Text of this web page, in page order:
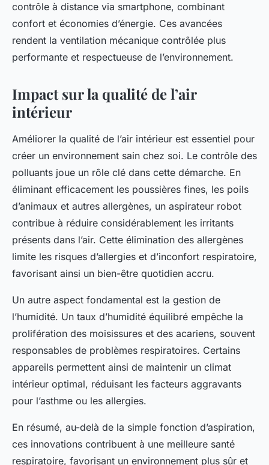
contrôle à distance via smartphone, combinant
confort et économies d’énergie. Ces avancées
rendent la ventilation mécanique contrôlée plus
performante et respectueuse de l’environnement.
Impact sur la qualité de l’air
intérieur
Améliorer la qualité de l’air intérieur est essentiel pour
créer un environnement sain chez soi. Le contrôle des
polluants joue un rôle clé dans cette démarche. En
éliminant efficacement les poussières fines, les poils
d’animaux et autres allergènes, un aspirateur robot
contribue à réduire considérablement les irritants
présents dans l’air. Cette élimination des allergènes
limite les risques d’allergies et d’inconfort respiratoire,
favorisant ainsi un bien-être quotidien accru.
Un autre aspect fondamental est la gestion de
l’humidité. Un taux d’humidité équilibré empêche la
prolifération des moisissures et des acariens, souvent
responsables de problèmes respiratoires. Certains
appareils permettent ainsi de maintenir un climat
intérieur optimal, réduisant les facteurs aggravants
pour l’asthme ou les allergies.
En résumé, au-delà de la simple fonction d’aspiration,
ces innovations contribuent à une meilleure santé
respiratoire, favorisant un environnement plus sûr et